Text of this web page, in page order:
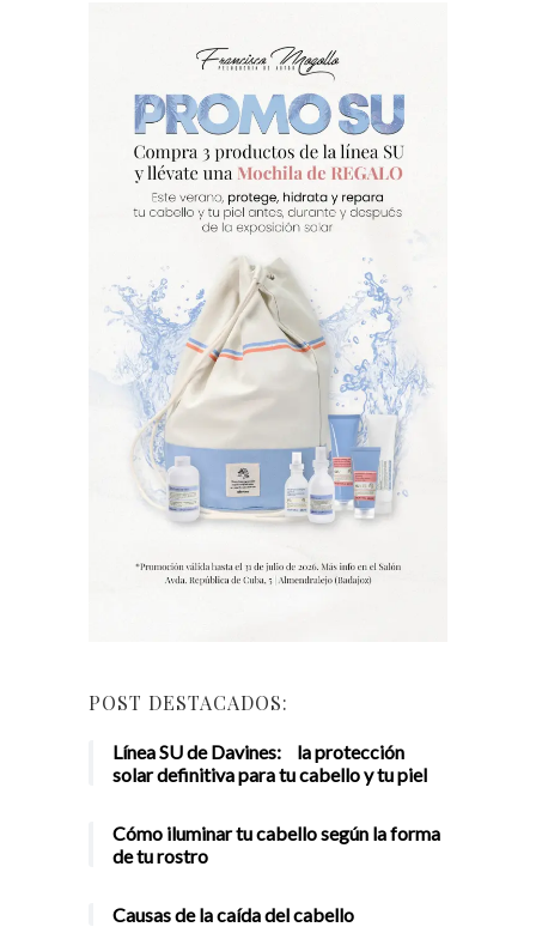
POST DESTACADOS:
Línea SU de Davines: la protección
solar definitiva para tu cabello y tu piel
Cómo iluminar tu cabello según la forma
de tu rostro
Causas de la caída del cabello